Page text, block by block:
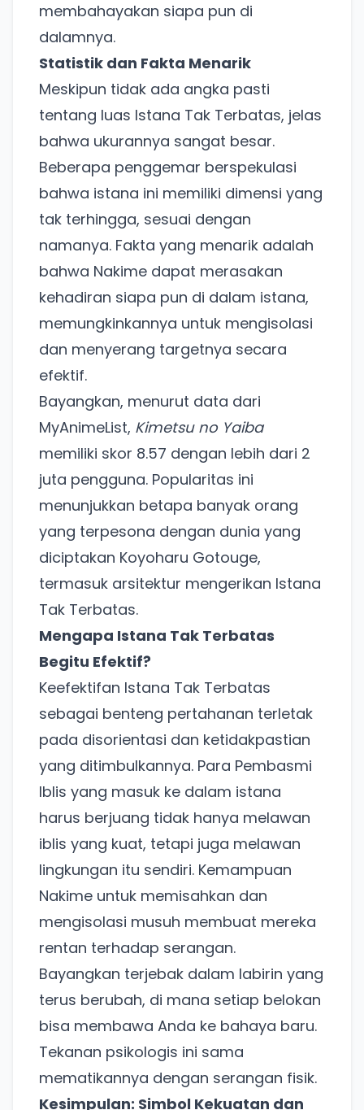
membahayakan siapa pun di
dalamnya.
Statistik dan Fakta Menarik
Meskipun tidak ada angka pasti
tentang luas Istana Tak Terbatas, jelas
bahwa ukurannya sangat besar.
Beberapa penggemar berspekulasi
bahwa istana ini memiliki dimensi yang
tak terhingga, sesuai dengan
namanya. Fakta yang menarik adalah
bahwa Nakime dapat merasakan
kehadiran siapa pun di dalam istana,
memungkinkannya untuk mengisolasi
dan menyerang targetnya secara
efektif.
Bayangkan, menurut data dari
MyAnimeList, Kimetsu no Yaiba
memiliki skor 8.57 dengan lebih dari 2
juta pengguna. Popularitas ini
menunjukkan betapa banyak orang
yang terpesona dengan dunia yang
diciptakan Koyoharu Gotouge,
termasuk arsitektur mengerikan Istana
Tak Terbatas.
Mengapa Istana Tak Terbatas
Begitu Efektif?
Keefektifan Istana Tak Terbatas
sebagai benteng pertahanan terletak
pada disorientasi dan ketidakpastian
yang ditimbulkannya. Para Pembasmi
Iblis yang masuk ke dalam istana
harus berjuang tidak hanya melawan
iblis yang kuat, tetapi juga melawan
lingkungan itu sendiri. Kemampuan
Nakime untuk memisahkan dan
mengisolasi musuh membuat mereka
rentan terhadap serangan.
Bayangkan terjebak dalam labirin yang
terus berubah, di mana setiap belokan
bisa membawa Anda ke bahaya baru.
Tekanan psikologis ini sama
mematikannya dengan serangan fisik.
Kesimpulan: Simbol Kekuatan dan
Ada Website Baru!
Khusus untuk kamu yang mau coba